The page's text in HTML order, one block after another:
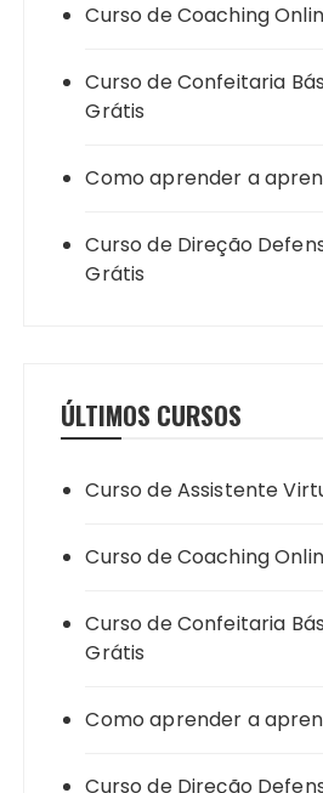
Curso de Coaching
Curso de Confeitaria
Grátis
Como aprender a
Curso de Direção
Grátis
ÚLTIMOS CURSOS
Curso de Assistente
Curso de Coaching
Curso de Confeitaria
Grátis
Como aprender a
Curso de Direção